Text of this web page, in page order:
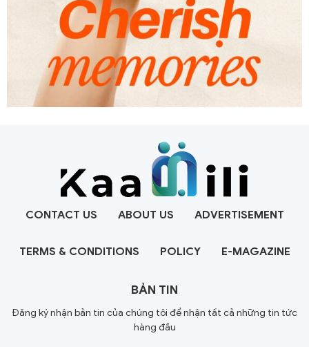
CONTACT US ABOUT US ADVERTISEMENT
TERMS & CONDITIONS POLICY E-MAGAZINE
BẢN TIN
Đăng ký nhận bản tin của chúng tôi để nhận tất cả những tin tức
hàng đầu